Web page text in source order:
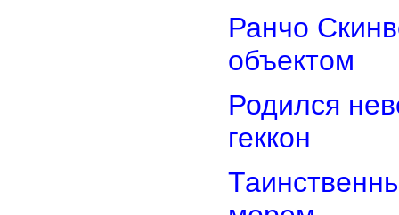
Ранчо
объектом
Родился
геккон